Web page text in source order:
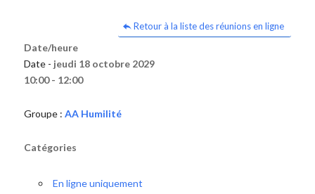
Retour à la liste des réunions en ligne
Date/heure
Date - jeudi 18 octobre 2029
10:00 - 12:00
Groupe : AA Humilité
Catégories
En ligne uniquement